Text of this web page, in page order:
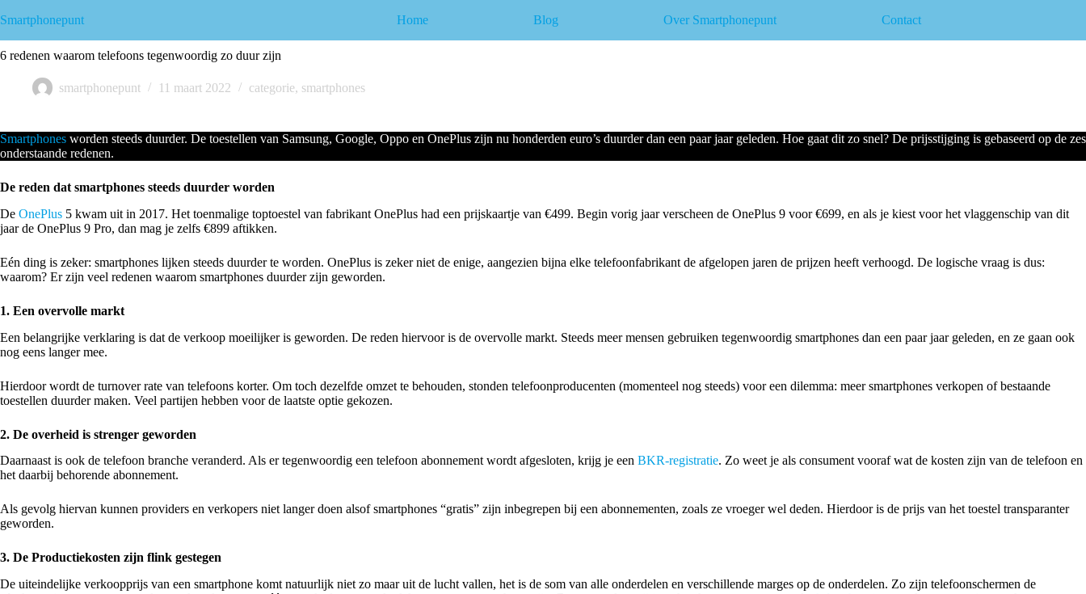
Smartphonepunt Home Blog Over Smartphonepunt Contact
6 redenen waarom telefoons tegenwoordig zo duur zijn
smartphonepunt 11 maart 2022 categorie, smartphones
Smartphones worden steeds duurder. De toestellen van Samsung, Google, Oppo en OnePlus zijn nu honderden euro’s duurder dan een paar jaar geleden. Hoe gaat dit zo snel? De prijsstijging is gebaseerd op de zes
onderstaande redenen.
De reden dat smartphones steeds duurder worden
De OnePlus 5 kwam uit in 2017. Het toenmalige toptoestel van fabrikant OnePlus had een prijskaartje van €499. Begin vorig jaar verscheen de OnePlus 9 voor €699, en als je kiest voor het vlaggenschip van dit
jaar de OnePlus 9 Pro, dan mag je zelfs €899 aftikken.
Eén ding is zeker: smartphones lijken steeds duurder te worden. OnePlus is zeker niet de enige, aangezien bijna elke telefoonfabrikant de afgelopen jaren de prijzen heeft verhoogd. De logische vraag is dus:
waarom? Er zijn veel redenen waarom smartphones duurder zijn geworden.
1. Een overvolle markt
Een belangrijke verklaring is dat de verkoop moeilijker is geworden. De reden hiervoor is de overvolle markt. Steeds meer mensen gebruiken tegenwoordig smartphones dan een paar jaar geleden, en ze gaan ook
nog eens langer mee.
Hierdoor wordt de turnover rate van telefoons korter. Om toch dezelfde omzet te behouden, stonden telefoonproducenten (momenteel nog steeds) voor een dilemma: meer smartphones verkopen of bestaande
toestellen duurder maken. Veel partijen hebben voor de laatste optie gekozen.
2. De overheid is strenger geworden
Daarnaast is ook de telefoon branche veranderd. Als er tegenwoordig een telefoon abonnement wordt afgesloten, krijg je een BKR-registratie. Zo weet je als consument vooraf wat de kosten zijn van de telefoon en
het daarbij behorende abonnement.
Als gevolg hiervan kunnen providers en verkopers niet langer doen alsof smartphones “gratis” zijn inbegrepen bij een abonnementen, zoals ze vroeger wel deden. Hierdoor is de prijs van het toestel transparanter
geworden.
3. De Productiekosten zijn flink gestegen
De uiteindelijke verkoopprijs van een smartphone komt natuurlijk niet zo maar uit de lucht vallen, het is de som van alle onderdelen en verschillende marges op de onderdelen. Zo zijn telefoonschermen de